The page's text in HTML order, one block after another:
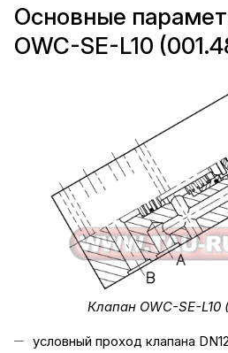
Основные
OWC-SE-L10
Клапан OWC-SE-L10
условный проход клапана